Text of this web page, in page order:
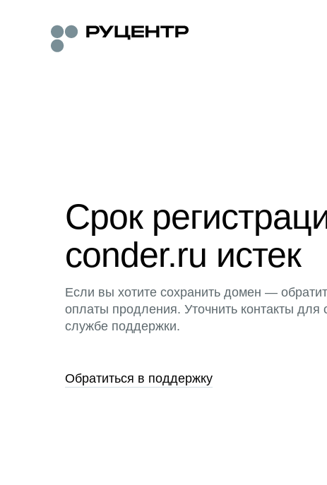
Срок
conder.ru истек
Если вы хотите сохранить домен —
оплаты продления. Уточнить контакты для
службе поддержки.
Обратиться в поддержку